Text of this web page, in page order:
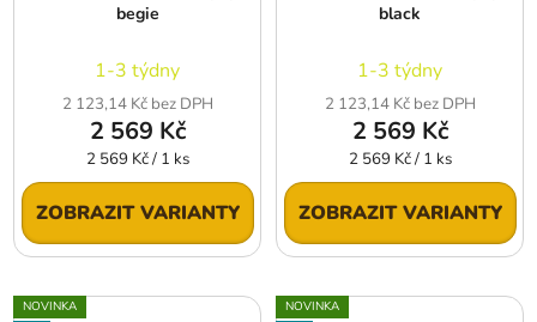
begie
1-3 týdny
2 123,14 Kč bez DPH
2 569 Kč
Měrná
cena:
2 569 Kč / 1 ks
ZOBRAZIT VARIANTY
black
1-3 týdny
2 123,14 Kč bez DPH
2 569 Kč
Měrná
cena:
2 569 Kč / 1 ks
ZOBRAZIT VARIANTY
NOVINKA
NOVINKA